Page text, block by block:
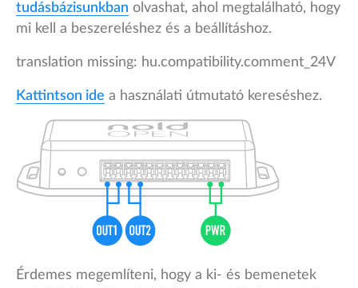
tudásbázisunkban olvashat, ahol megtalálható, hogy
mi kell a beszereléshez és a beállításhoz.
translation missing: hu.compatibility.comment_24V
Kattintson ide a használati útmutató kereséshez.
Érdemes megemlíteni, hogy a ki- és bemenetek